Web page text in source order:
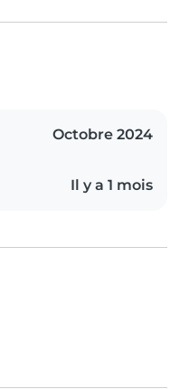
Octobre 2024
Il y a 1 mois